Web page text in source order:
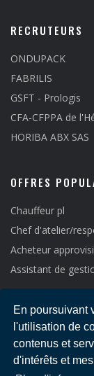
En poursuivant
l'utilisation de
contenus et
d'intérêts et
RECRUTEURS
ONDUPACK
FABRILIS
GSFT - Prologis
CFA-CFPPA de
HORIBA ABX SAS
OFFRES
Chauffeur pl
Chef d'atelier/
Acheteur
Assistant de